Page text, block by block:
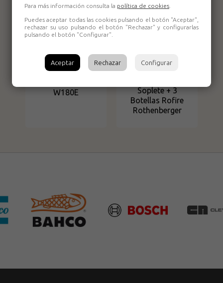
Equipo de
W180E
Soplete + 3
Botellas Rofire
Rothenberger
Para más información consulta la política de cookies
Puedes aceptar todas las cookies pulsando el botón "Aceptar",
rechazar su uso pulsando el botón "Rechazar" y configurarlas
pulsando el botón "Configurar".
Aceptar Rechazar Configurar